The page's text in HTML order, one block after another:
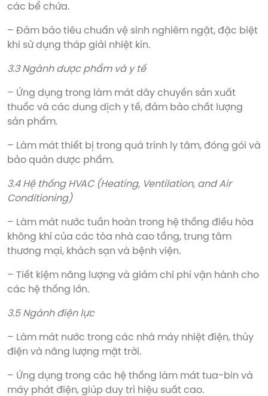
các bể chứa.
– Đảm bảo tiêu chuẩn vệ sinh nghiêm ngặt, đặc biệt
khi sử dụng tháp giải nhiệt kín.
3.3 Ngành dược phẩm và y tế
– Ứng dụng trong làm mát dây chuyền sản xuất
thuốc và các dung dịch y tế, đảm bảo chất lượng
sản phẩm.
– Làm mát thiết bị trong quá trình ly tâm, đóng gói và
bảo quản dược phẩm.
3.4 Hệ thống HVAC (Heating, Ventilation, and Air
Conditioning)
– Làm mát nước tuần hoàn trong hệ thống điều hòa
không khí của các tòa nhà cao tầng, trung tâm
thương mại, khách sạn và bệnh viện.
– Tiết kiệm năng lượng và giảm chi phí vận hành cho
các hệ thống lớn.
3.5 Ngành điện lực
– Làm mát nước trong các nhà máy nhiệt điện, thủy
điện và năng lượng mặt trời.
– Ứng dụng trong các hệ thống làm mát tua-bin và
máy phát điện, giúp duy trì hiệu suất cao.